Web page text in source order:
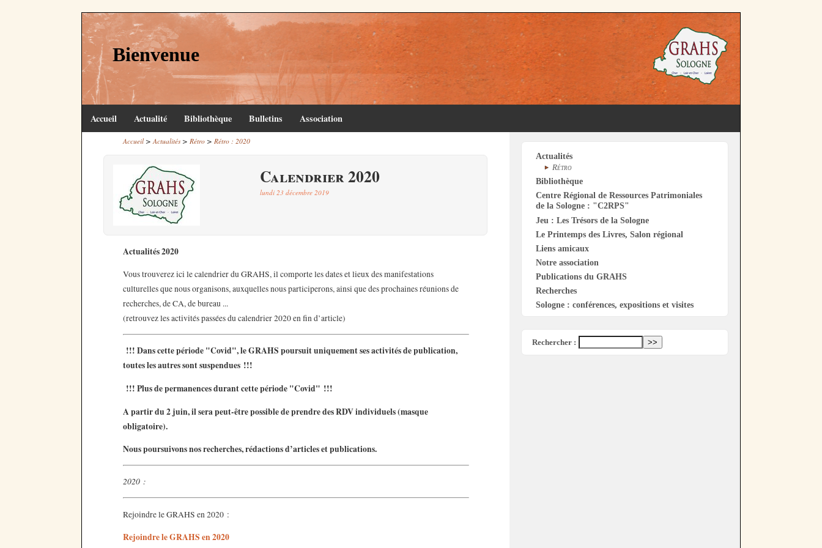
Bienvenue
Accueil Actualité Bibliothèque Bulletins Association
Accueil> Actualités> Rétro> Rétro : 2020
Calendrier 2020
lundi 23 décembre 2019
Actualités 2020
Vous trouverez ici le calendrier du GRAHS, il comporte les dates et lieux des manifestations
culturelles que nous organisons, auxquelles nous participerons, ainsi que des prochaines réunions de
recherches, de CA, de bureau ...
(retrouvez les activités passées du calendrier 2020 en fin d’article)
!!! Dans cette période "Covid", le GRAHS poursuit uniquement ses activités de publication,
toutes les autres sont suspendues !!!
!!! Plus de permanences durant cette période "Covid" !!!
A partir du 2 juin, il sera peut-être possible de prendre des RDV individuels (masque
obligatoire).
Nous poursuivons nos recherches, rédactions d’articles et publications.
2020 :
Rejoindre le GRAHS en 2020 :
Rejoindre le GRAHS en 2020
Actualités
Rétro
Bibliothèque
Centre Régional de Ressources Patrimoniales
de la Sologne : "C2RPS"
Jeu : Les Trésors de la Sologne
Le Printemps des Livres, Salon régional
Liens amicaux
Notre association
Publications du GRAHS
Recherches
Sologne : conférences, expositions et visites
Rechercher :